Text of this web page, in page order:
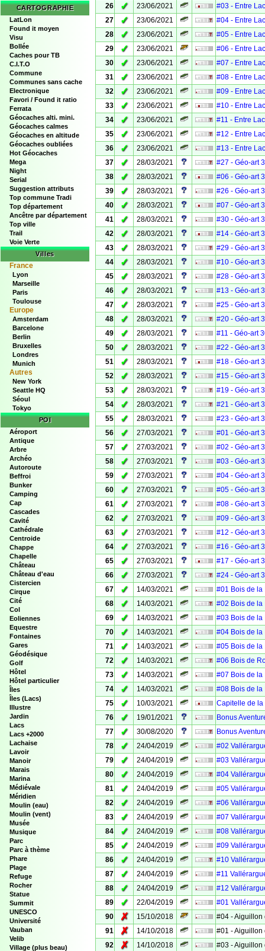
CARTOGRAPHIE
LatLon
Found it moyen
Visu
Bollée
Caches pour TB
C.I.T.O
Commune
Communes sans cache
Electronique
Favori / Found it ratio
Ferrata
Géocaches alti. mini.
Géocaches calmes
Géocaches en altitude
Géocaches oubliées
Hot Géocaches
Mega
Night
Serial
Suggestion attributs
Top commune Tradi
Top département
Ancêtre par département
Top ville
Trail
Voie Verte
Villes
France
Lyon
Marseille
Paris
Toulouse
Europe
Amsterdam
Barcelone
Berlin
Bruxelles
Londres
Munich
Autres
New York
Seattle HQ
Séoul
Tokyo
POI
Aéroport
Antique
Arbre
Archéo
Autoroute
Beffroi
Bunker
Camping
Cap
Cascades
Cavité
Cathédrale
Centroide
Chappe
Chapelle
Château
Château d'eau
Cistercien
Cirque
Cité
Col
Eoliennes
Equestre
Fontaines
Gares
Géodésique
Golf
Hôtel
Hôtel particulier
Îles
Îles (Lacs)
Illustre
Jardin
Lacs
Lacs +2000
Lachaise
Lavoir
Manoir
Marais
Marina
Médiévale
Méridien
Moulin (eau)
Moulin (vent)
Musée
Musique
Parc
Parc à thème
Phare
Plage
Refuge
Rocher
Statue
Summit
UNESCO
Université
Vauban
Velib
Village (plus beau)
26
✓ 23/06/2021
#03 - Entre
27
✓ 23/06/2021
#04 - Entre
28
✓ 23/06/2021
#05 - Entre
29
✓ 23/06/2021
#06 - Entre
30
✓ 23/06/2021
#07 - Entre
31
✓ 23/06/2021
#08 - Entre
32
✓ 23/06/2021
#09 - Entre
33
✓ 23/06/2021
#10 - Entre
34
✓ 23/06/2021
#11 - Entre
35
✓ 23/06/2021
#12 - Entre
36
✓ 23/06/2021
#13 - Entre
37
✓ 28/03/2021
#27 - Géo-art
38
✓ 28/03/2021
#06 - Géo-art
39
✓ 28/03/2021
#26 - Géo-art
40
✓ 28/03/2021
#07 - Géo-art
41
✓ 28/03/2021
#30 - Géo-art
42
✓ 28/03/2021
#14 - Géo-art
43
✓ 28/03/2021
#29 - Géo-art
44
✓ 28/03/2021
#10 - Géo-art
45
✓ 28/03/2021
#28 - Géo-art
46
✓ 28/03/2021
#13 - Géo-art
47
✓ 28/03/2021
#25 - Géo-art
48
✓ 28/03/2021
#20 - Géo-art
49
✓ 28/03/2021
#11 - Géo-art
50
✓ 28/03/2021
#22 - Géo-art
51
✓ 28/03/2021
#18 - Géo-art
52
✓ 28/03/2021
#15 - Géo-art
53
✓ 28/03/2021
#19 - Géo-art
54
✓ 28/03/2021
#21 - Géo-art
55
✓ 28/03/2021
#23 - Géo-art
56
✓ 27/03/2021
#01 - Géo-art
57
✓ 27/03/2021
#02 - Géo-art
58
✓ 27/03/2021
#03 - Géo-art
59
✓ 27/03/2021
#04 - Géo-art
60
✓ 27/03/2021
#05 - Géo-art
61
✓ 27/03/2021
#08 - Géo-art
62
✓ 27/03/2021
#09 - Géo-art
63
✓ 27/03/2021
#12 - Géo-art
64
✓ 27/03/2021
#16 - Géo-art
65
✓ 27/03/2021
#17 - Géo-art
66
✓ 27/03/2021
#24 - Géo-art
67
✓ 14/03/2021
#01 Bois de la
68
✓ 14/03/2021
#02 Bois de la
69
✓ 14/03/2021
#03 Bois de la
70
✓ 14/03/2021
#04 Bois de la
71
✓ 14/03/2021
#05 Bois de la
72
✓ 14/03/2021
#06 Bois de
73
✓ 14/03/2021
#07 Bois de la
74
✓ 14/03/2021
#08 Bois de la
75
✓ 10/03/2021
Capitelle de la
76
✓ 19/01/2021
Bonus
77
✓ 30/08/2020
Bonus
78
✓ 24/04/2019
#02
79
✓ 24/04/2019
#03
80
✓ 24/04/2019
#04
81
✓ 24/04/2019
#05
82
✓ 24/04/2019
#06
83
✓ 24/04/2019
#07
84
✓ 24/04/2019
#08
85
✓ 24/04/2019
#09
86
✓ 24/04/2019
#10
87
✓ 24/04/2019
#11
88
✓ 24/04/2019
#12
89
✓ 22/04/2019
#01
90
✗ 15/10/2018
#04 - Aiguillon
91
✗ 14/10/2018
#01 - Aiguillon
92
✗ 14/10/2018 #03 - Aiguillon